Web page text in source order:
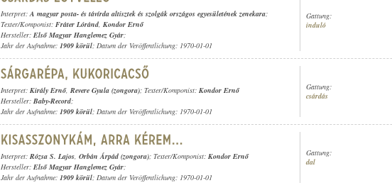
Interpret:A magyar posta- és távírda altisztek és szolgák országos egyesületének zenekara;
Texter/Komponist: Fráter Lóránd, Kondor Ernő
Hersteller: Első Magyar Hanglemez Gyár;
Jahr der Aufnahme: 1909 körül; Datum der Veröffentlichung: 1970-01-01
Gattung:
induló
Interpret: Király Ernő, Revere Gyula (zongora); Texter/Komponist: Kondor Ernő
Hersteller: Baby-Record;
Jahr der Aufnahme: 1909 körül; Datum der Veröffentlichung: 1970-01-01
Gattung:
csárdás
Interpret: Rózsa S. Lajos, Orbán Árpád (zongora); Texter/Komponist: Kondor Ernő
Hersteller: Első Magyar Hanglemez Gyár;
Jahr der Aufnahme: 1909 körül; Datum der Veröffentlichung: 1970-01-01
Gattung:
dal